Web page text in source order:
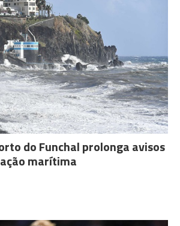
do Funchal prolonga avisos
marítima